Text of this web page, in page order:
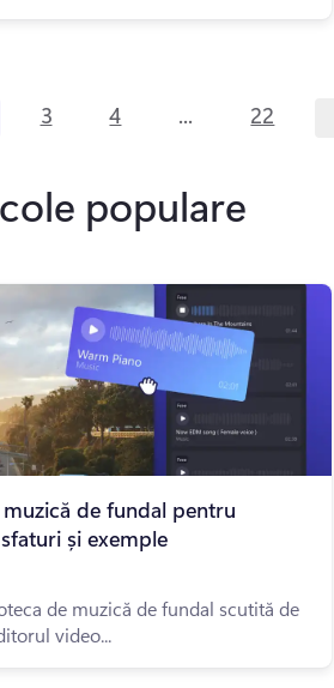
3 4 ... 22
populare
de fundal pentru
și exemple
de muzică de fundal scutită de
video...